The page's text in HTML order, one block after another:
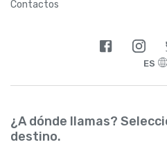
Contactos
ES
¿A dónde llamas?
destino.